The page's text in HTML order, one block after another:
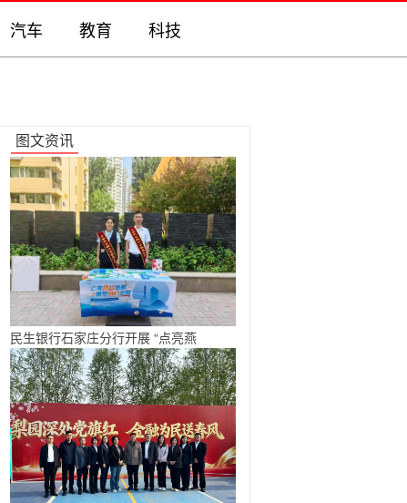
汽车 教育 科技
图文资讯
民生银行石家庄分行开展 “点亮燕